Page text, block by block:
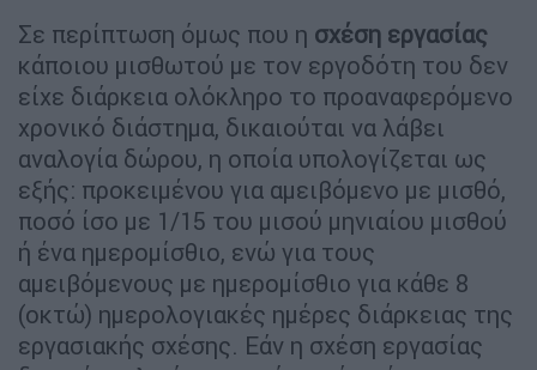
Σε περίπτωση όμως που η σχέση εργασίας
κάποιου μισθωτού με τον εργοδότη του δεν
είχε διάρκεια ολόκληρο το προαναφερόμενο
χρονικό διάστημα, δικαιούται να λάβει
αναλογία δώρου, η οποία υπολογίζεται ως
εξής: προκειμένου για αμειβόμενο με μισθό,
ποσό ίσο με 1/15 του μισού μηνιαίου μισθού
ή ένα ημερομίσθιο, ενώ για τους
αμειβόμενους με ημερομίσθιο για κάθε 8
(οκτώ) ημερολογιακές ημέρες διάρκειας της
εργασιακής σχέσης. Εάν η σχέση εργασίας